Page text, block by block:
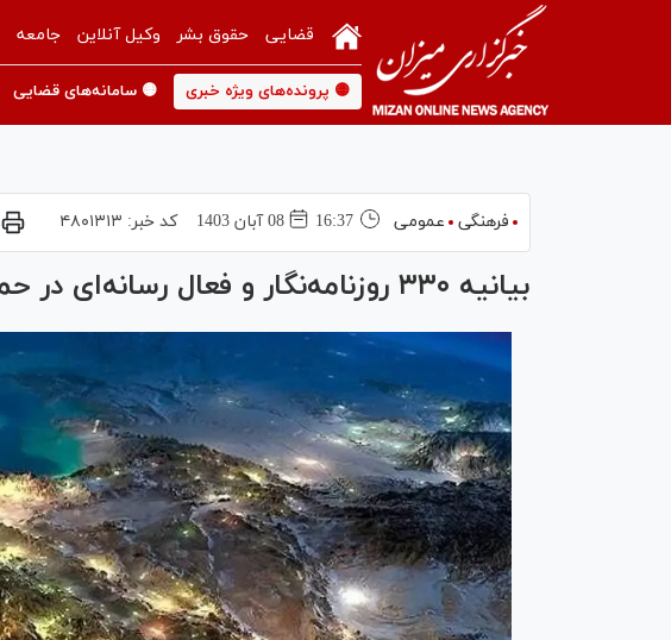
قضایی حقوق بشر وکیل آنلاین جامعه
🟡 پرونده‌های ویژه خبری 🟡 سامانه‌های قضایی
فرهنگی عمومی 16:37 08 آبان 1403 کد خبر: ۴۸۰۱۳۱۳
بیانیه ۳۳۰ روزنامه‌نگار و فعال رسانه‌ای در حمایت از جزایر ۳‌گانه ایرانی